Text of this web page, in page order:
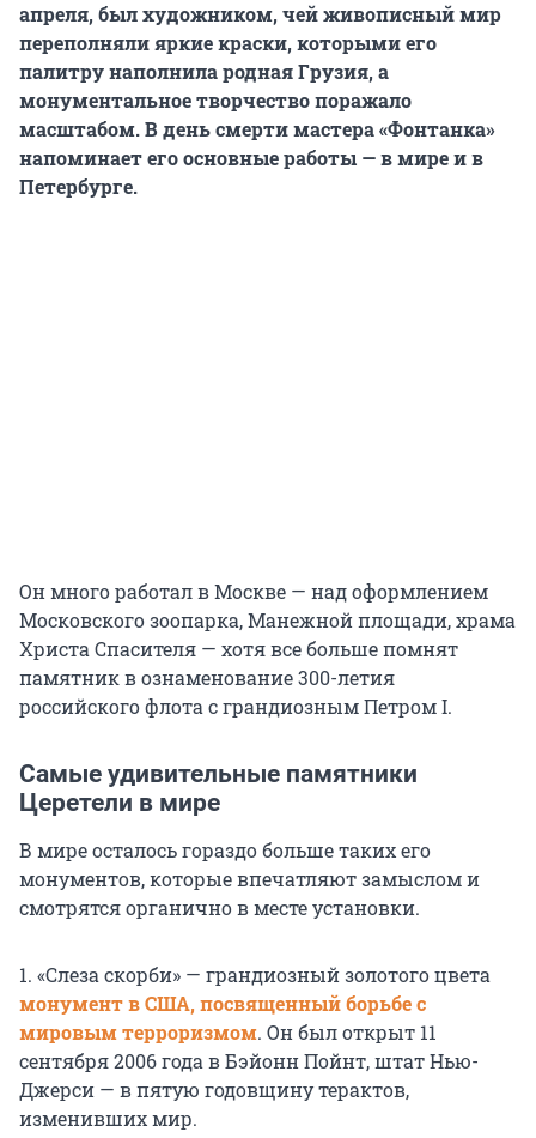
апреля, был художником, чей живописный мир
переполняли яркие краски, которыми его
палитру наполнила родная Грузия, а
монументальное творчество поражало
масштабом. В день смерти мастера «Фонтанка»
напоминает его основные работы — в мире и в
Петербурге.
Он много работал в Москве — над оформлением
Московского зоопарка, Манежной площади, храма
Христа Спасителя — хотя все больше помнят
памятник в ознаменование 300-летия
российского флота с грандиозным Петром I.
Самые удивительные памятники
Церетели в мире
В мире осталось гораздо больше таких его
монументов, которые впечатляют замыслом и
смотрятся органично в месте установки.
1. «Слеза скорби» — грандиозный золотого цвета
монумент в США, посвященный борьбе с
мировым терроризмом. Он был открыт 11
сентября 2006 года в Бэйонн Пойнт, штат Нью-
Джерси — в пятую годовщину терактов,
изменивших мир.